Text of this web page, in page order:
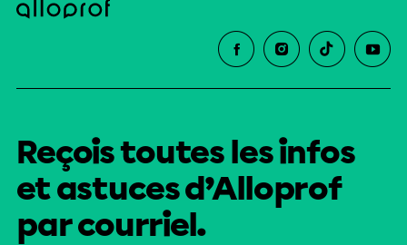
Reçois toutes les infos
et astuces d’Alloprof
par courriel.